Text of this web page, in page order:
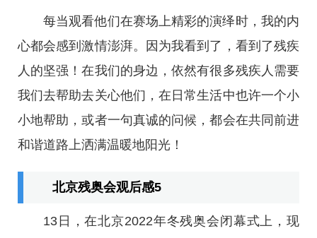
每当观看他们在赛场上精彩的演绎时，我的内
心都会感到激情澎湃。因为我看到了，看到了残疾
人的坚强！在我们的身边，依然有很多残疾人需要
我们去帮助去关心他们，在日常生活中也许一个小
小地帮助，或者一句真诚的问候，都会在共同前进
和谐道路上洒满温暖地阳光！
北京残奥会观后感5
13日，在北京2022年冬残奥会闭幕式上，现